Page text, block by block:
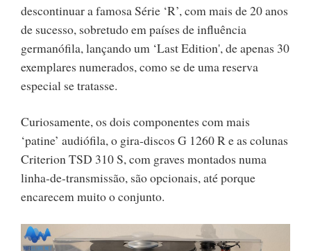
descontinuar a famosa Série ‘R’, com mais de 20 anos
de sucesso, sobretudo em países de influência
germanófila, lançando um ‘Last Edition', de apenas 30
exemplares numerados, como se de uma reserva
especial se tratasse.
Curiosamente, os dois componentes com mais
‘patine’ audiófila, o gira-discos G 1260 R e as colunas
Criterion TSD 310 S, com graves montados numa
linha-de-transmissão, são opcionais, até porque
encarecem muito o conjunto.